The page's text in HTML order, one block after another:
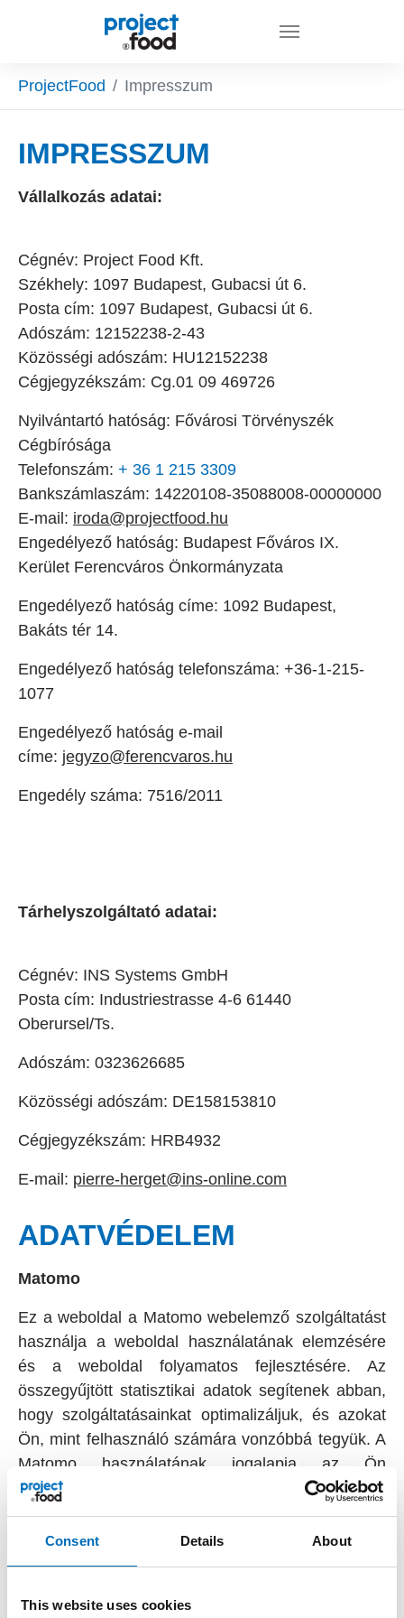
Consent Details About
This website uses cookies
Skip to main content
You are here:
ProjectFood Impresszum
IMPRESSZUM
Vállalkozás adatai:
Cégnév: Project Food Kft.
Székhely: 1097 Budapest, Gubacsi út 6.
Posta cím: 1097 Budapest, Gubacsi út 6.
Adószám: 12152238-2-43
Közösségi adószám: HU12152238
Cégjegyzékszám: Cg.01 09 469726
Nyilvántartó hatóság: Fővárosi Törvényszék
Cégbírósága
Telefonszám: + 36 1 215 3309
Bankszámlaszám: 14220108-35088008-00000000
E-mail: iroda@projectfood.hu
Engedélyező hatóság: Budapest Főváros IX.
Kerület Ferencváros Önkormányzata
Engedélyező hatóság címe: 1092 Budapest,
Bakáts tér 14.
Engedélyező hatóság telefonszáma: +36-1-215-
1077
Engedélyező hatóság e-mail
címe: jegyzo@ferencvaros.hu
Engedély száma: 7516/2011
Tárhelyszolgáltató adatai:
Cégnév: INS Systems GmbH
Posta cím: Industriestrasse 4-6 61440
Oberursel/Ts.
Adószám: 0323626685
Közösségi adószám: DE158153810
Cégjegyzékszám: HRB4932
E-mail: pierre-herget@ins-online.com
ADATVÉDELEM
Matomo
Ez a weboldal a Matomo webelemző szolgáltatást
használja a weboldal használatának elemzésére
és a weboldal folyamatos fejlesztésére. Az
összegyűjtött statisztikai adatok segítenek abban,
hogy szolgáltatásainkat optimalizáljuk, és azokat
Ön, mint felhasználó számára vonzóbbá tegyük. A
Matomo használatának jogalapja az Ön
hozzájárulása az Általános adatvédelmi rendelet
(GDPR) 6. cikke (1) bekezdésének a) pontja
alapján. Az elemzés céljából cookie-k (további
részletekért lásd a „Cookie-k” részt) kerülnek
így nyert adatokat kizárólag Európán belüli